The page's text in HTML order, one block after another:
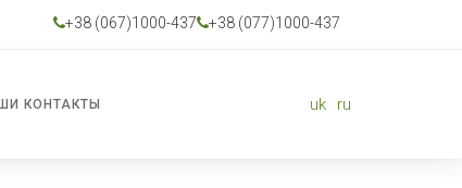
+38 (067)1000-437 +38 (077)1000-437
КОНТАКТЫ uk ru